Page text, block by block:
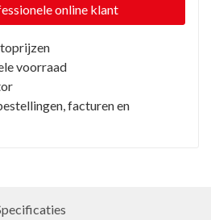
online klant
voorraad
facturen en